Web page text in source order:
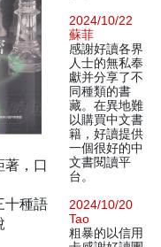
著，口
十種語
2024/10/22
蘇菲
感謝好讀各界
人士的無私奉
獻并分享了不
同種類的書
藏。在異地難
以購買中文書
籍，好讀提供
一個很好的中
文書閱讀平
台。
2024/10/20
Tao
粗暴的以信用